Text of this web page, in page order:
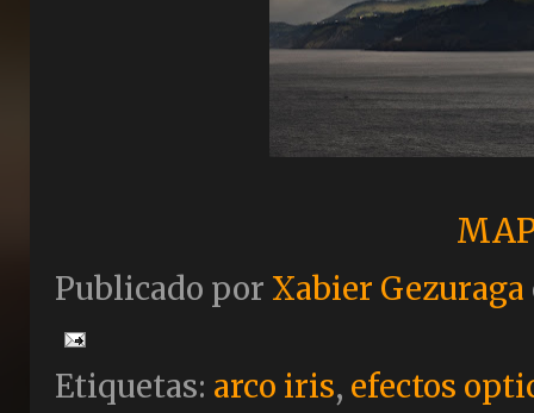
Publicado por Xabier Gezuraga
Etiquetas: arco iris, efectos